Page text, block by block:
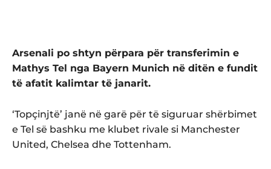
Arsenali po shtyn përpara për transferimin e
Mathys Tel nga Bayern Munich në ditën e fundit
të afatit kalimtar të janarit.
‘Topçinjtë’ janë në garë për të siguruar shërbimet
e Tel së bashku me klubet rivale si Manchester
United, Chelsea dhe Tottenham.